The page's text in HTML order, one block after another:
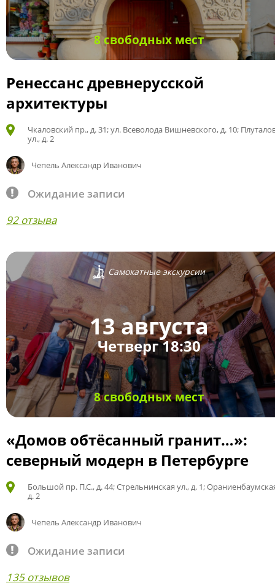
8 свободных мест
Ренессанс древнерусской
архитектуры
Чкаловский пр., д. 31; ул. Всеволода Вишневского, д. 10;
ул., д. 2
Чепель Александр Иванович
Ожидание записи
92 отзыва
Самокатные экскурсии
13 августа
Четверг 18:30
8 свободных мест
«Домов обтёсанный гранит…»:
северный модерн в Петербурге
Большой пр. П.С., д. 44; Стрельнинская ул., д. 1;
д. 2
Чепель Александр Иванович
Ожидание записи
135 отзывов